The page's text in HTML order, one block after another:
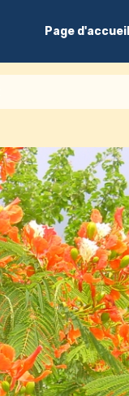
Page d'accueil